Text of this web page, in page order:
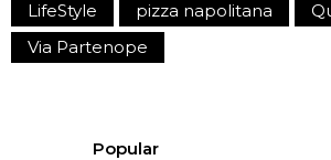
LifeStyle
pizza napolitana
Via Partenope
Popular